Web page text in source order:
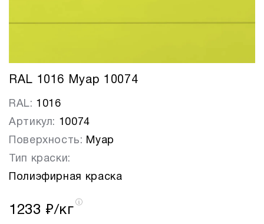
RAL 1016 Муар 10074
RAL: 1016
Артикул: 10074
Поверхность: Муар
Тип краски:
Полиэфирная краска
1233 ₽/кг